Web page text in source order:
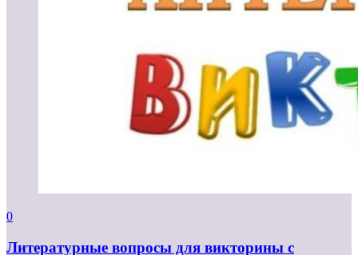
0
Литературные вопросы для викторины с